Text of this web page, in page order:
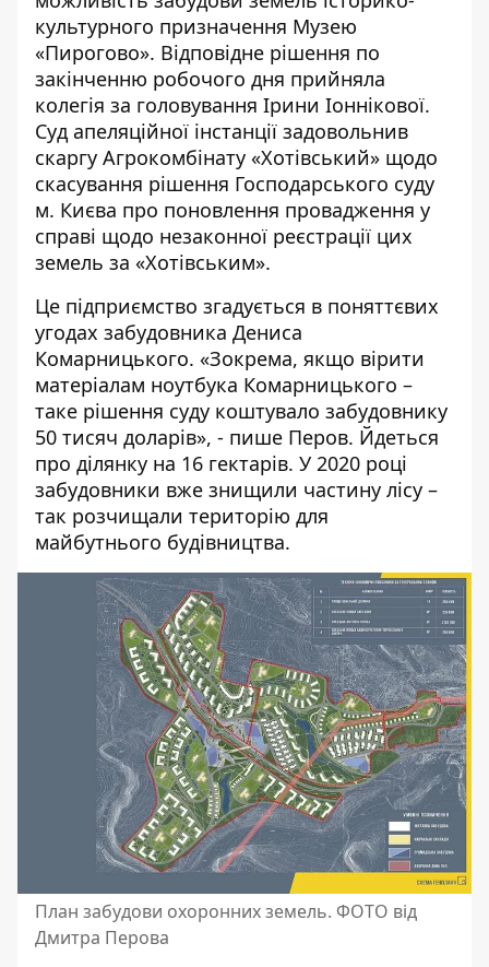
культурного призначення Музею
«Пирогово». Відповідне рішення по
закінченню робочого дня прийняла
колегія за головування Ірини Іоннікової.
Суд апеляційної інстанції задовольнив
скаргу Агрокомбінату «Хотівський» щодо
скасування рішення Господарського суду
м. Києва про поновлення провадження у
справі щодо незаконної реєстрації цих
земель за «Хотівським».
Це підприємство згадується в поняттєвих
угодах забудовника Дениса
Комарницького. «Зокрема, якщо вірити
матеріалам ноутбука Комарницького –
таке рішення суду коштувало забудовнику
50 тисяч доларів», - пише Перов. Йдеться
про ділянку на 16 гектарів. У 2020 році
забудовники вже знищили частину лісу –
так розчищали територію для
майбутнього будівництва.
План забудови охоронних земель. ФОТО від
Дмитра Перова